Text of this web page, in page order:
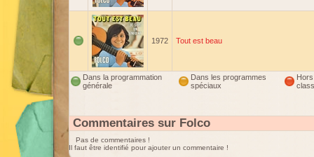
1972 Tout est beau
Dans la programmation
générale
Dans les programmes
spéciaux
Hors
Commentaires sur Folco
Pas de commentaires !
Il faut être identifié pour ajouter un commentaire !